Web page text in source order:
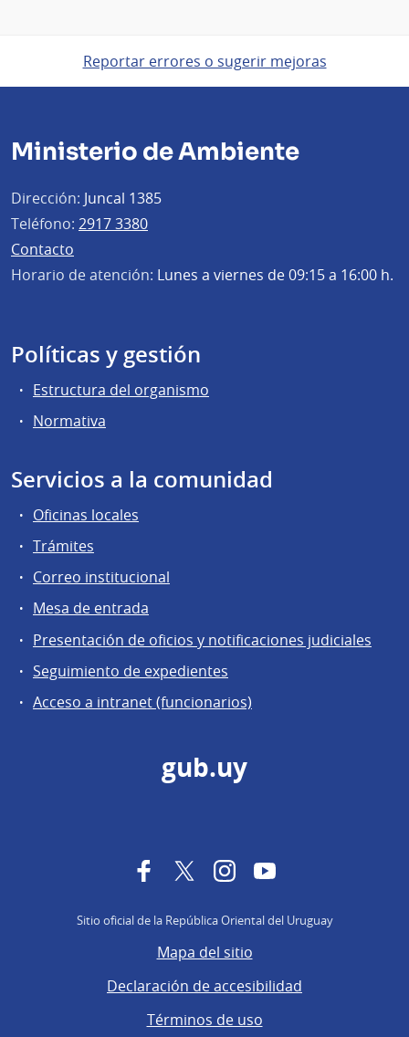
Reportar errores o sugerir mejoras
Ministerio de Ambiente
Dirección: Juncal 1385
Teléfono: 2917 3380
Contacto
Horario de atención: Lunes a viernes de 09:15 a 16:00 h.
Políticas y gestión
Estructura del organismo
Normativa
Servicios a la comunidad
Oficinas locales
Trámites
Correo institucional
Mesa de entrada
Presentación de oficios y notificaciones judiciales
Seguimiento de expedientes
Acceso a intranet (funcionarios)
gub.uy
FacebookTwitterInstagramYouTube
Sitio oficial de la República Oriental del Uruguay
Mapa del sitio
Declaración de accesibilidad
Términos de uso